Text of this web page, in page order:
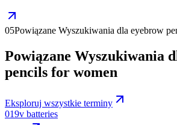
05Powiązane Wyszukiwania dla eyebrow
Powiązane Wyszukiwania
pencils for women
Eksploruj wszystkie terminy
019v batteries